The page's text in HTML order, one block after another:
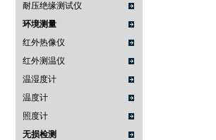
耐压绝缘测试仪
环境测量
红外热像仪
红外测温仪
温湿度计
温度计
照度计
无损检测